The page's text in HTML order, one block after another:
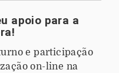
apoio para a
e participação
on-line na